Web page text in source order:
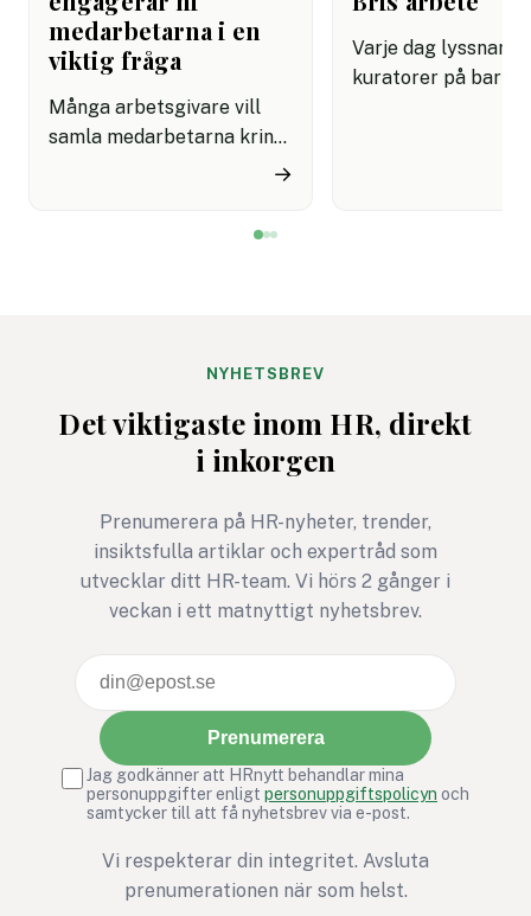
medarbetarna i en
viktig fråga
Många arbetsgivare vill
samla medarbetarna kring
Bris stegutmaning 116 111
må bra är ett exempel där
rörelse, gemenskap och
gemensamt syfte.
→
Varje dag lyssnar
kuratorer på barn
tillit och
NYHETSBREV
Det viktigaste inom HR, direkt
i inkorgen
Prenumerera på HR-nyheter, trender,
insiktsfulla artiklar och expertråd som
utvecklar ditt HR-team. Vi hörs 2 gånger i
veckan i ett matnyttigt nyhetsbrev.
Prenumerera
Jag godkänner att HRnytt behandlar mina
personuppgifter enligt personuppgiftspolicyn och
samtycker till att få nyhetsbrev via e-post.
Vi respekterar din integritet. Avsluta
prenumerationen när som helst.